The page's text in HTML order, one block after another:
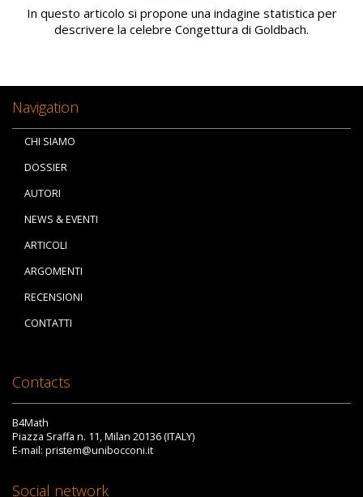
In questo articolo si propone una indagine statistica per
descrivere la celebre Congettura di Goldbach.
Navigation
CHI SIAMO
DOSSIER
AUTORI
NEWS & EVENTI
ARTICOLI
ARGOMENTI
RECENSIONI
CONTATTI
Contacts
B4Math
Piazza Sraffa n. 11, Milan 20136 (ITALY)
E-mail: pristem@unibocconi.it
Social network